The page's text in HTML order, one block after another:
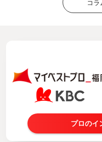
コ
プロのイ